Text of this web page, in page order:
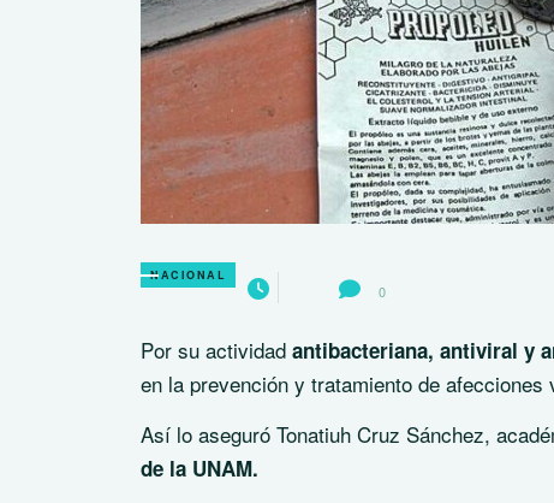
NACIONAL
0
Por su actividad antibacteriana, antiviral y
en la prevención y tratamiento de afecciones
Así lo aseguró Tonatiuh Cruz Sánchez,
de la UNAM.